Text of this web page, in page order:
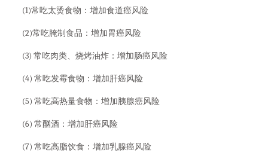
(1)常吃太烫食物：增加食道癌风险
(2)常吃腌制食品：增加胃癌风险
(3) 常吃肉类、烧烤油炸：增加肠癌风险
(4) 常吃发霉食物：增加肝癌风险
(5) 常吃高热量食物：增加胰腺癌风险
(6) 常酗酒：增加肝癌风险
(7) 常吃高脂饮食：增加乳腺癌风险